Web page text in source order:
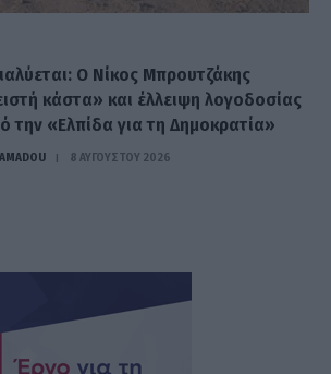
Ο Νίκος Μπρουτζάκης
κάστα» και έλλειψη λογοδοσίας
την «Ελπίδα για τη Δημοκρατία»
8 ΑΥΓΟΎΣΤΟΥ 2026